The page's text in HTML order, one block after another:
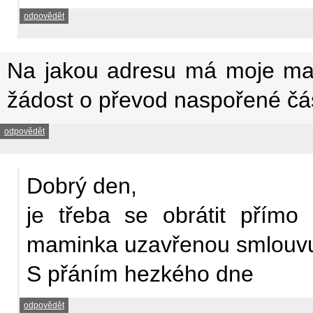
odpovědět
Na jakou adresu má moje
žádost o převod naspořené
odpovědět
Dobrý den,
je třeba se obrátit přímo
maminka uzavřenou
S přáním hezkého dne
odpovědět